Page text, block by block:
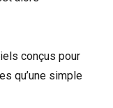
conçus pour
qu’une simple